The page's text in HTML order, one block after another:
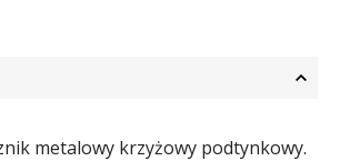
metalowy krzyżowy podtynkowy.